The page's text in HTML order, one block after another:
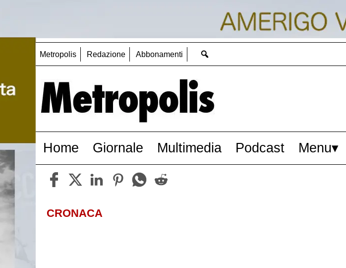
Metropolis Redazione Abbonamenti
Home Giornale Multimedia Podcast Menu
CRONACA